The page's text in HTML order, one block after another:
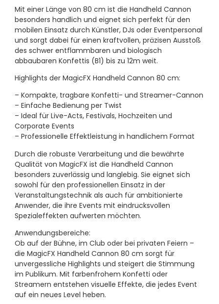
Mit einer Länge von 80 cm ist die Handheld Cannon
besonders handlich und eignet sich perfekt für den
mobilen Einsatz durch Künstler, DJs oder Eventpersonal
und sorgt dabei für einen kraftvollen, präzisen Ausstoß
des schwer entflammbaren und biologisch
abbaubaren Konfettis (B1) bis zu 12m weit.
Highlights der MagicFX Handheld Cannon 80 cm:
– Kompakte, tragbare Konfetti- und Streamer-Cannon
– Einfache Bedienung per Twist
– Ideal für Live-Acts, Festivals, Hochzeiten und
Corporate Events
– Professionelle Effektleistung in handlichem Format
Durch die robuste Verarbeitung und die bewährte
Qualität von MagicFX ist die Handheld Cannon
besonders zuverlässig und langlebig. Sie eignet sich
sowohl für den professionellen Einsatz in der
Veranstaltungstechnik als auch für ambitionierte
Anwender, die ihre Events mit eindrucksvollen
Spezialeffekten aufwerten möchten.
Anwendungsbereiche:
Ob auf der Bühne, im Club oder bei privaten Feiern –
die MagicFX Handheld Cannon 80 cm sorgt für
unvergessliche Highlights und steigert die Stimmung
im Publikum. Mit farbenfrohem Konfetti oder
Streamern entstehen visuelle Effekte, die jedes Event
auf ein neues Level heben.